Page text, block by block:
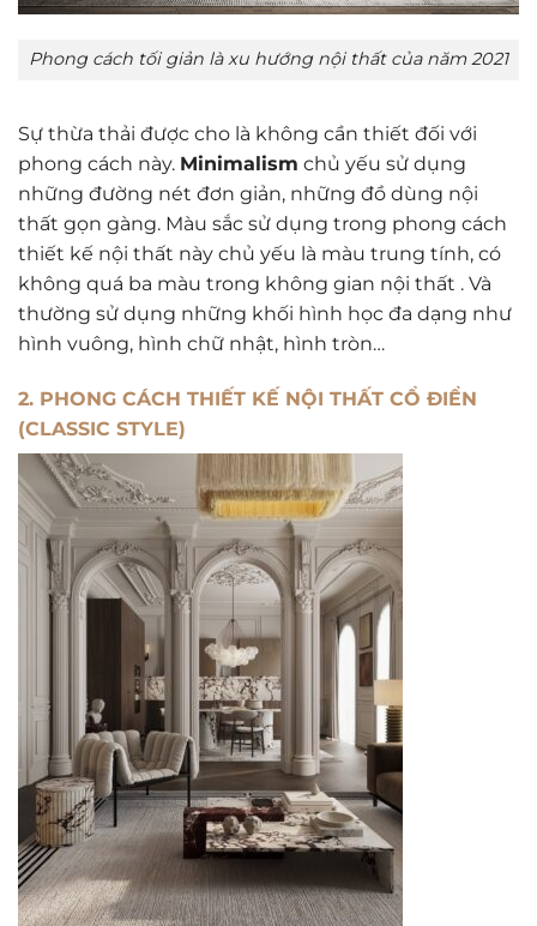
Phong cách tối giản là xu hướng nội thất của năm 2021
Sự thừa thải được cho là không cần thiết đối với
phong cách này. Minimalism chủ yếu sử dụng
những đường nét đơn giản, những đồ dùng nội
thất gọn gàng. Màu sắc sử dụng trong phong cách
thiết kế nội thất này chủ yếu là màu trung tính, có
không quá ba màu trong không gian nội thất . Và
thường sử dụng những khối hình học đa dạng như
hình vuông, hình chữ nhật, hình tròn…
2. PHONG CÁCH THIẾT KẾ NỘI THẤT CỔ ĐIỂN
(CLASSIC STYLE)